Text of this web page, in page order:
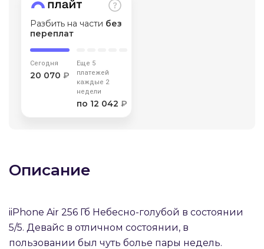
Разбить на части без
переплат
Сегодня
20 070 ₽
Еще 5
платежей
каждые 2
недели
по 12 042 ₽
Описание
iiPhone Air 256 Гб Небесно-голубой в состоянии
5/5. Девайс в отличном состоянии, в
пользовании был чуть болье пары недель.